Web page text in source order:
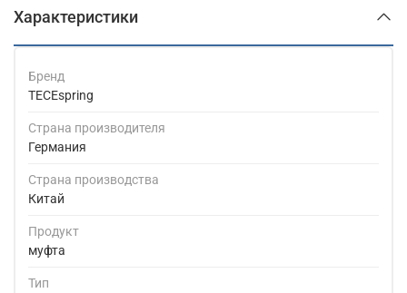
Характеристики
Бренд
TECEspring
Страна производителя
Германия
Страна производства
Китай
Продукт
муфта
Тип